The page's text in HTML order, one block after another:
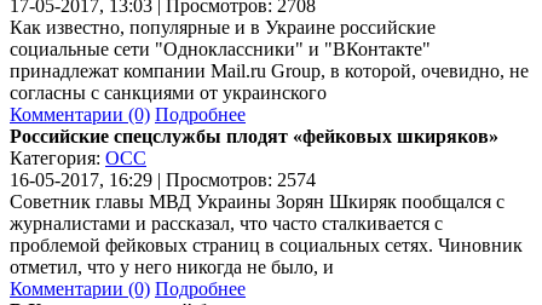
17-05-2017, 13:03 | Просмотров: 2708
Как известно, популярные и в Украине российские
социальные сети "Одноклассники" и "ВКонтакте"
принадлежат компании Mail.ru Group, в которой, очевидно, не
согласны с санкциями от украинского
Комментарии (0) Подробнее
Российские спецслужбы плодят «фейковых шкиряков»
Категория: ОСС
16-05-2017, 16:29 | Просмотров: 2574
Советник главы МВД Украины Зорян Шкиряк пообщался с
журналистами и рассказал, что часто сталкивается с
проблемой фейковых страниц в социальных сетях. Чиновник
отметил, что у него никогда не было, и
Комментарии (0) Подробнее